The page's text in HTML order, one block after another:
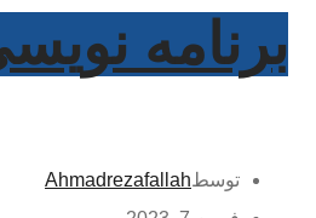
برنامه
توسطAhmadrezafallah